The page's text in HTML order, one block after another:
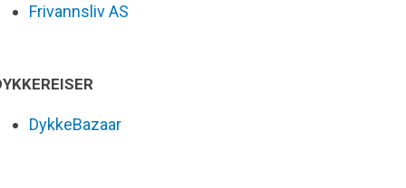
Frivannsliv AS
DykkeBazaar